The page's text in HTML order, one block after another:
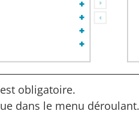
obligatoire.
dans le menu